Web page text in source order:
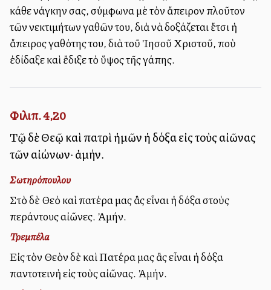
κάθε ἀνάγκην σας, σύμφωνα μὲ τὸν ἄπειρον πλοῦτον
τῶν ἀνεκτιμήτων ἀγαθῶν του, διὰ νὰ δοξάζεται ἔτσι ἡ
ἄπειρος ἀγαθότης του, διὰ τοῦ Ἰησοῦ Χριστοῦ, ποὺ
ἐδίδαξε καὶ ἔδιξε τὸ ὕψος τῆς ἀγάπης.
Φιλιπ. 4,20
Τῷ δὲ Θεῷ καὶ πατρὶ ἡμῶν ἡ δόξα εἰς τοὺς αἰῶνας
τῶν αἰώνων· ἀμήν.
Σωτηρόπουλου
Στὸ δὲ Θεὸ καὶ πατέρα μας ἂς εἶναι ἡ δόξα στοὺς
ἀπεράντους αἰῶνες. Ἀμήν.
Τρεμπέλα
Εἰς τὸν Θεὸν δὲ καὶ Πατέρα μας ἂς εἶναι ἡ δόξα
παντοτεινὴ εἰς τοὺς αἰῶνας. Ἀμήν.